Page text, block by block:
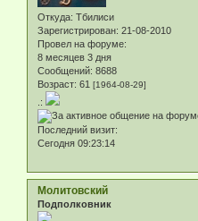
Откуда: Тбилиси
Зарегистрирован: 21-08-2010
Провел на форуме:
8 месяцев 3 дня
Сообщений: 8688
Возраст: 61 [1964-08-29]
.:
Последний визит:
Сегодня 09:23:14
Молитовский
Подполковник